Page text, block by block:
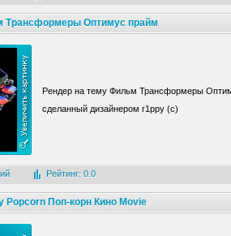
Трансформеры Оптимус прайм
Рендер на тему Фильм Трансформеры
сделанный дизайнером r1ppy (c)
Рейтинг: 0.0
Popcorn Поп-корн Кино Movie